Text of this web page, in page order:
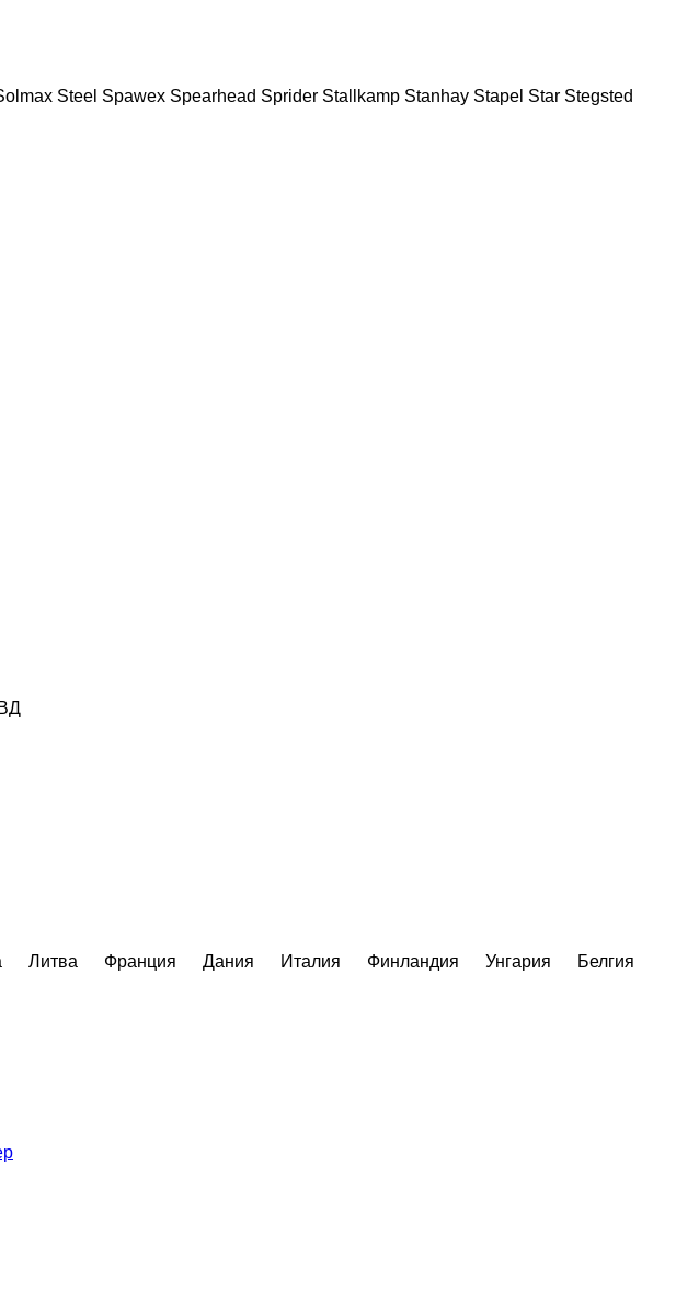
Steel Spawex Spearhead Sprider Stallkamp Stanhay Stapel Star Stegsted
Литва Франция Дания Италия Финландия Унгария
Белгия